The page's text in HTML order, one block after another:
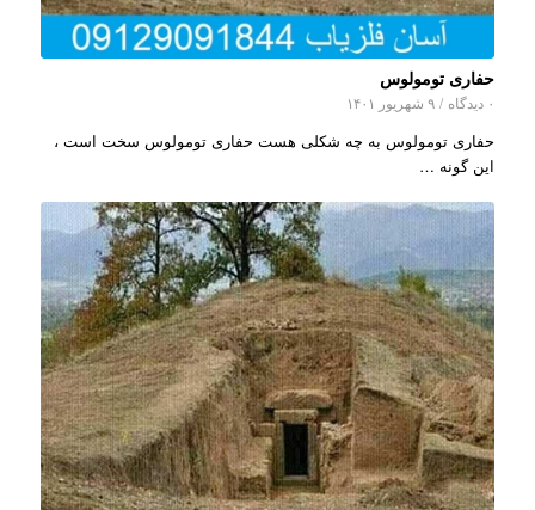
حفاری تومولوس
۰ دیدگاه / ۹ شهریور ۱۴۰۱
حفاری تومولوس به چه شکلی هست حفاری تومولوس سخت است ،
این گونه …